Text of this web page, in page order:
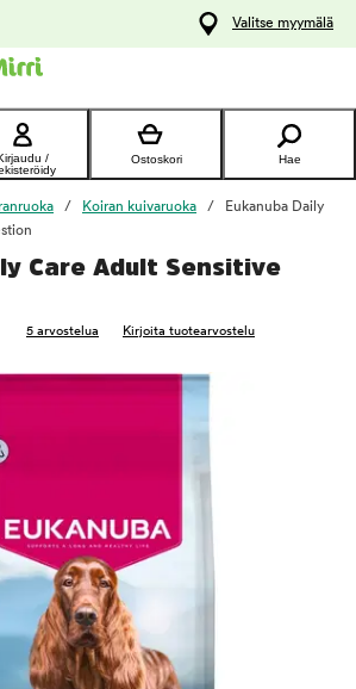
Valitse myymälä
/
Ostoskori Hae
Koiran kuivaruoka
Eukanuba Daily
Care Adult Sensitive
5 arvostelua Kirjoita tuotearvostelu